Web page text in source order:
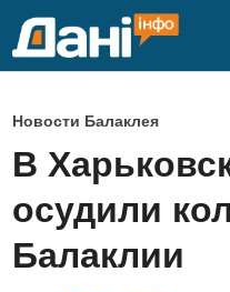
О
п
у
б
л
и
Новости Балаклея
В
осудили
Балаклии